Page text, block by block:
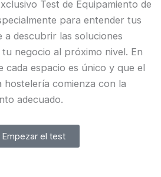
Test de Equipamiento de
para entender tus
a descubrir las soluciones
negocio al próximo nivel. En
cada espacio es único y que el
hostelería comienza con la
adecuado.
Empezar el test